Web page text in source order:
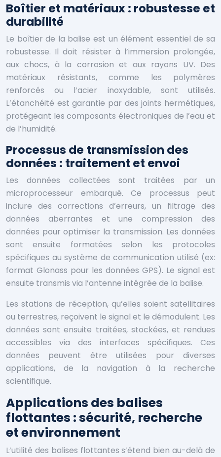
Boîtier et matériaux : robustesse et
durabilité
Le boîtier de la balise est un élément essentiel de sa
robustesse. Il doit résister à l’immersion prolongée,
aux chocs, à la corrosion et aux rayons UV. Des
matériaux résistants, comme les polymères
renforcés ou l’acier inoxydable, sont utilisés.
L’étanchéité est garantie par des joints hermétiques,
protégeant les composants électroniques de l’eau et
de l’humidité.
Processus de transmission des
données : traitement et envoi
Les données collectées sont traitées par un
microprocesseur embarqué. Ce processus peut
inclure des corrections d’erreurs, un filtrage des
données aberrantes et une compression des
données pour optimiser la transmission. Les données
sont ensuite formatées selon les protocoles
spécifiques au système de communication utilisé (ex:
format Glonass pour les données GPS). Le signal est
ensuite transmis via l’antenne intégrée de la balise.
Les stations de réception, qu’elles soient satellitaires
ou terrestres, reçoivent le signal et le démodulent. Les
données sont ensuite traitées, stockées, et rendues
accessibles via des interfaces spécifiques. Ces
données peuvent être utilisées pour diverses
applications, de la navigation à la recherche
scientifique.
Applications des balises
flottantes : sécurité, recherche
et environnement
L’utilité des balises flottantes s’étend bien au-delà de